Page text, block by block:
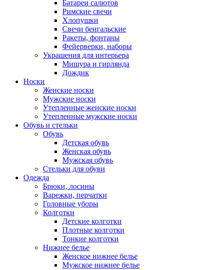
Батареи салютов
Римские свечи
Хлопушки
Свечи бенгальские
Ракеты, фонтаны
Фейерверки, наборы
Украшения для интерьера
Мишура и гирлянда
Дождик
Носки
Женские носки
Мужские носки
Утепленные женские носки
Утепленные мужские носки
Обувь и стельки
Обувь
Детская обувь
Женская обувь
Мужская обувь
Стельки для обуви
Одежда
Брюки, лосины
Варежки, перчатки
Головные уборы
Колготки
Детские колготки
Плотные колготки
Тонкие колготки
Нижнее белье
Женское нижнее белье
Мужское нижнее белье